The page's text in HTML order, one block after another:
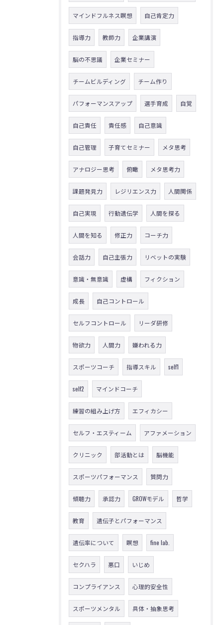
マインドフルネス瞑想 自己肯定力
指導力 教師力 企業講演
脳の不思議 企業セミナー
チームビルディング チーム作り
パフォーマンスアップ 選手育成 自覚
自己責任 責任感 自己意識
自己管理 子育てセミナー メタ思考
アナロジー思考 俯瞰 メタ思考力
課題発見力 レジリエンス力 人間関係
自己実現 行動遺伝学 人間を探る
人間を知る 修正力 コーチ力
会話力 自己主張力 リベットの実験
意識・無意識 虚構 フィクション
成長 自己コントロール
セルフコントロール リーダ研修
物欲力 人間力 嫌われる力
スポーツコーチ 指導スキル self1
self2 マインドコーチ
練習の組み上げ方 エフィカシー
セルフ・エスティーム アファメーション
クリニック 部活動とは 脳機能
スポーツパフォーマンス 質問力
傾聴力 承認力 GROWモデル 哲学
教育 遺伝子とパフォーマンス
遺伝率について 瞑想 fine lab.
セクハラ 悪口 いじめ
コンプライアンス 心理的安全性
スポーツメンタル 具体・抽象思考